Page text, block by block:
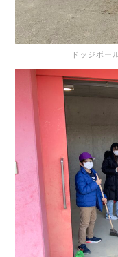
ドッジボー